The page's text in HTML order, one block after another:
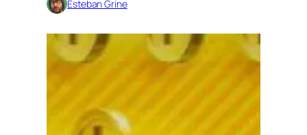
Esteban Grine